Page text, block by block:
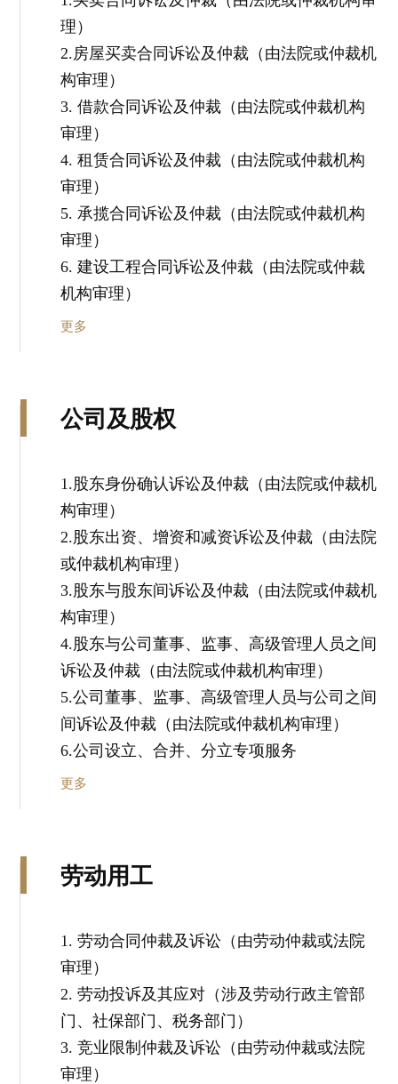
理）
2.房屋买卖合同诉讼及仲裁（由法院或仲裁机
构审理）
3. 借款合同诉讼及仲裁（由法院或仲裁机构
审理）
4. 租赁合同诉讼及仲裁（由法院或仲裁机构
审理）
5. 承揽合同诉讼及仲裁（由法院或仲裁机构
审理）
6. 建设工程合同诉讼及仲裁（由法院或仲裁
机构审理）
更多
公司及股权
1.股东身份确认诉讼及仲裁（由法院或仲裁机
构审理）
2.股东出资、增资和减资诉讼及仲裁（由法院
或仲裁机构审理）
3.股东与股东间诉讼及仲裁（由法院或仲裁机
构审理）
4.股东与公司董事、监事、高级管理人员之间
诉讼及仲裁（由法院或仲裁机构审理）
5.公司董事、监事、高级管理人员与公司之间
间诉讼及仲裁（由法院或仲裁机构审理）
6.公司设立、合并、分立专项服务
更多
劳动用工
1. 劳动合同仲裁及诉讼（由劳动仲裁或法院
审理）
2. 劳动投诉及其应对（涉及劳动行政主管部
门、社保部门、税务部门）
3. 竞业限制仲裁及诉讼（由劳动仲裁或法院
审理）